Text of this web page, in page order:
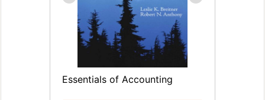
Essentials of Accounting